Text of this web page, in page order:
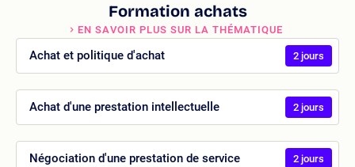
Formation achats
EN SAVOIR PLUS SUR LA THÉMATIQUE
Achat et politique d'achat 2 jours
Achat d'une prestation intellectuelle 2 jours
Négociation d'une prestation de service 2 jours